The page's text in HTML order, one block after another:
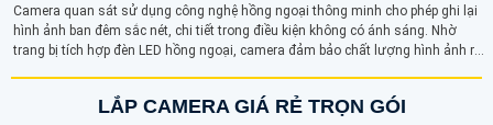
Camera quan sát sử dụng công nghệ hồng ngoại thông minh cho phép ghi lại
hình ảnh ban đêm sắc nét, chi tiết trong điều kiện không có ánh sáng. Nhờ
trang bị tích hợp đèn LED hồng ngoại, camera đảm bảo chất lượng hình ảnh rõ
LẮP CAMERA GIÁ RẺ TRỌN GÓI